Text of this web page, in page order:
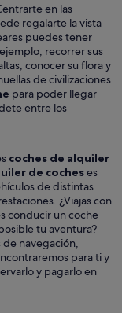
en las
regalarte la vista
puedes tener
recorrer sus
conocer su flora y
de civilizaciones
para poder llegar
entre los
coches de alquiler
de cocheses
de distintas
¿Viajas con
conducir un coche
tu aventura?
navegación,
para ti y
y pagarlo en